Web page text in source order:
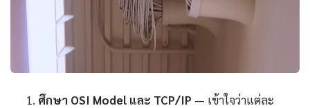
ศึกษา OSI Model และ TCP/IP — เข้าใจว่าแต่ละ